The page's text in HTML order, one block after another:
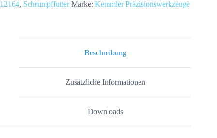
-12164, Schrumpffutter Marke: Kemmler Präzisionswerkzeuge
Beschreibung
Zusätzliche Informationen
Downloads